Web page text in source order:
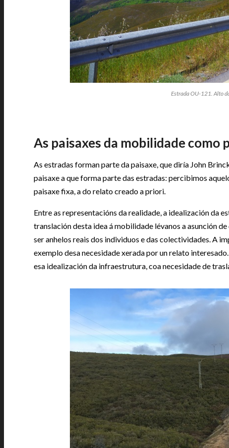
Estrada OU-121. Alto
As paisaxes da mobilidade como
As estradas forman parte da paisaxe, que diría John
paisaxe a que forma parte das estradas: percibimos
paisaxe fixa, a do relato creado a priori.
Entre as representacións da realidade, a idealización da
translación desta idea á mobilidade lévanos a asunción
ser anhelos reais dos individuos e das colectividades. A
exemplo desa necesidade xerada por un relato
esa idealización da infraestrutura, coa necesidade de